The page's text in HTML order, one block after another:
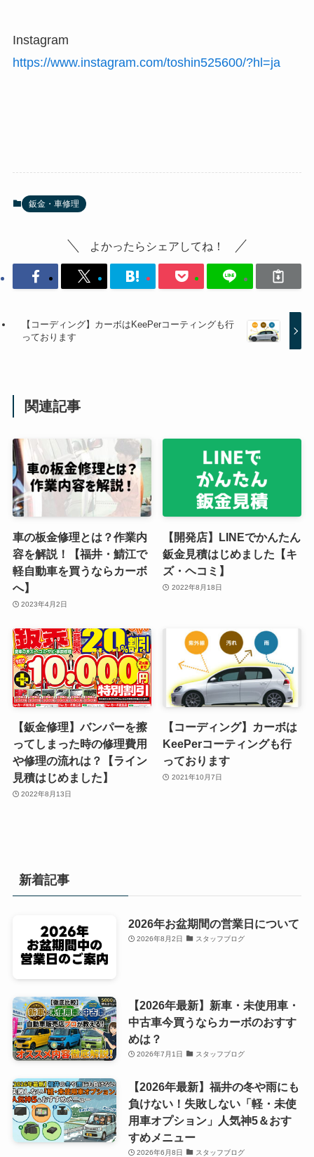
Instagram
https://www.instagram.com/toshin525600/?hl=ja
鈑金・車修理
よかったらシェアしてね！
【コーディング】カーボはKeePerコーティングも行
っております
関連記事
車の板金修理とは？作業内
容を解説！【福井・鯖江で
軽自動車を買うならカーボ
へ】
2023年4月2日
【開発店】LINEでかんたん
鈑金見積はじめました【キ
ズ・ヘコミ】
2022年8月18日
【鈑金修理】バンパーを擦
ってしまった時の修理費用
や修理の流れは？【ライン
見積はじめました】
2022年8月13日
【コーディング】カーボは
KeePerコーティングも行
っております
2021年10月7日
新着記事
2026年お盆期間の営業日について
2026年8月2日 スタッフブログ
【2026年最新】新車・未使用車・
中古車今買うならカーボのおすす
めは？
2026年7月1日 スタッフブログ
【2026年最新】福井の冬や雨にも
負けない！失敗しない「軽・未使
用車オプション」人気神5＆おす
すめメニュー
2026年6月8日 スタッフブログ